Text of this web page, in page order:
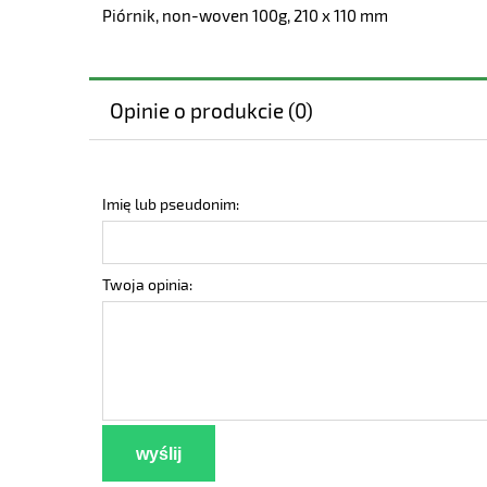
Piórnik, non-woven 100g, 210 x 110 mm
Opinie o produkcie (0)
Imię lub pseudonim:
Twoja opinia:
wyślij